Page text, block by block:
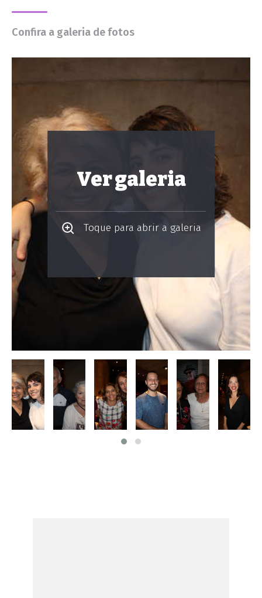
Confira a galeria de fotos
Ver galeria
Toque para abrir a galeria